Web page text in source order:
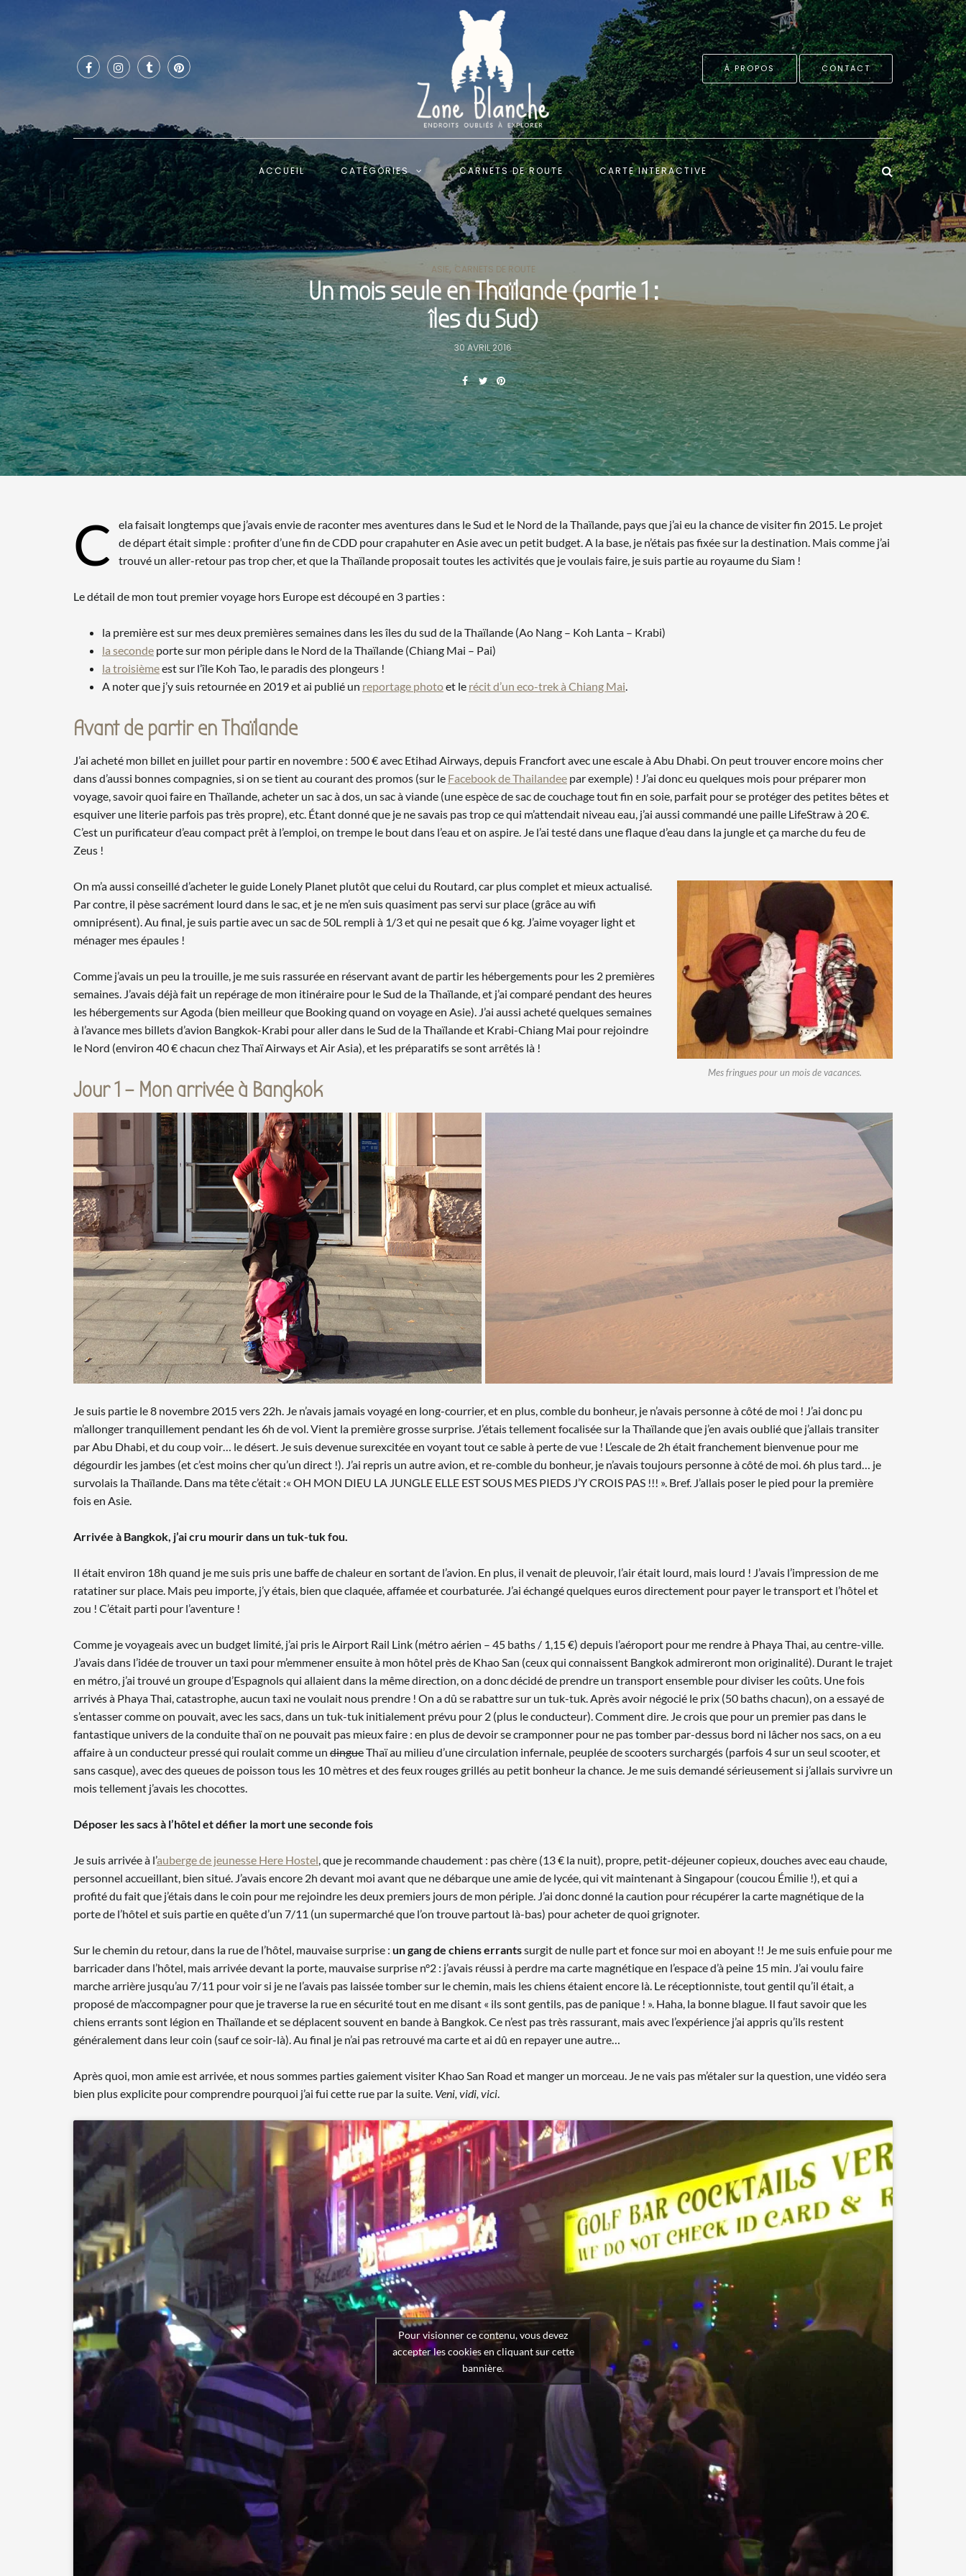
À PROPOS CONTACT
ACCUEIL CATÉGORIES CARNETS DE ROUTE CARTE INTERACTIVE
ASIE, CARNETS DE ROUTE
Un mois seule en Thaïlande (partie 1 :
îles du Sud)
30 AVRIL 2016
C
ela faisait longtemps que j’avais envie de raconter mes aventures dans le Sud et le Nord de la Thaïlande, pays que j’ai eu la chance de visiter fin 2015. Le projet
de départ était simple : profiter d’une fin de CDD pour crapahuter en Asie avec un petit budget. A la base, je n’étais pas fixée sur la destination. Mais comme j’ai
trouvé un aller-retour pas trop cher, et que la Thaïlande proposait toutes les activités que je voulais faire, je suis partie au royaume du Siam !
Le détail de mon tout premier voyage hors Europe est découpé en 3 parties :
la première est sur mes deux premières semaines dans les îles du sud de la Thaïlande (Ao Nang – Koh Lanta – Krabi)
la seconde porte sur mon périple dans le Nord de la Thaïlande (Chiang Mai – Pai)
la troisièmeest sur l’île Koh Tao, le paradis des plongeurs !
A noter que j’y suis retournée en 2019 et ai publié un reportage photoet le récit d’un eco-trek à Chiang Mai.
Avant de partir en Thaïlande
J’ai acheté mon billet en juillet pour partir en novembre : 500 € avec Etihad Airways, depuis Francfort avec une escale à Abu Dhabi. On peut trouver encore moins cher
dans d’aussi bonnes compagnies, si on se tient au courant des promos (sur le Facebook de Thailandee par exemple) ! J’ai donc eu quelques mois pour préparer mon
voyage, savoir quoi faire en Thaïlande, acheter un sac à dos, un sac à viande (une espèce de sac de couchage tout fin en soie, parfait pour se protéger des petites bêtes et
esquiver une literie parfois pas très propre), etc. Étant donné que je ne savais pas trop ce qui m’attendait niveau eau, j’ai aussi commandé une paille LifeStraw à 20 €.
C’est un purificateur d’eau compact prêt à l’emploi, on trempe le bout dans l’eau et on aspire. Je l’ai testé dans une flaque d’eau dans la jungle et ça marche du feu de
Zeus !
Mes fringues pour un mois de vacances.
On m’a aussi conseillé d’acheter le guide Lonely Planet plutôt que celui du Routard, car plus complet et mieux actualisé.
Par contre, il pèse sacrément lourd dans le sac, et je ne m’en suis quasiment pas servi sur place (grâce au wifi
omniprésent). Au final, je suis partie avec un sac de 50L rempli à 1/3 et qui ne pesait que 6 kg. J’aime voyager light et
ménager mes épaules !
Comme j’avais un peu la trouille, je me suis rassurée en réservant avant de partir les hébergements pour les 2 premières
semaines. J’avais déjà fait un repérage de mon itinéraire pour le Sud de la Thaïlande, et j’ai comparé pendant des heures
les hébergements sur Agoda (bien meilleur que Booking quand on voyage en Asie). J’ai aussi acheté quelques semaines
à l’avance mes billets d’avion Bangkok-Krabi pour aller dans le Sud de la Thaïlande et Krabi-Chiang Mai pour rejoindre
le Nord (environ 40 € chacun chez Thaï Airways et Air Asia), et les préparatifs se sont arrêtés là !
Jour 1 – Mon arrivée à Bangkok
Je suis partie le 8 novembre 2015 vers 22h. Je n’avais jamais voyagé en long-courrier, et en plus, comble du bonheur, je n’avais personne à côté de moi ! J’ai donc pu
m’allonger tranquillement pendant les 6h de vol. Vient la première grosse surprise. J’étais tellement focalisée sur la Thaïlande que j’en avais oublié que j’allais transiter
par Abu Dhabi, et du coup voir… le désert. Je suis devenue surexcitée en voyant tout ce sable à perte de vue ! L’escale de 2h était franchement bienvenue pour me
dégourdir les jambes (et c’est moins cher qu’un direct !). J’ai repris un autre avion, et re-comble du bonheur, je n’avais toujours personne à côté de moi. 6h plus tard… je
survolais la Thaïlande. Dans ma tête c’était :« OH MON DIEU LA JUNGLE ELLE EST SOUS MES PIEDS J’Y CROIS PAS !!! ». Bref. J’allais poser le pied pour la première
fois en Asie.
Arrivée à Bangkok, j’ai cru mourir dans un tuk-tuk fou.
Il était environ 18h quand je me suis pris une baffe de chaleur en sortant de l’avion. En plus, il venait de pleuvoir, l’air était lourd, mais lourd ! J’avais l’impression de me
ratatiner sur place. Mais peu importe, j’y étais, bien que claquée, affamée et courbaturée. J’ai échangé quelques euros directement pour payer le transport et l’hôtel et
zou ! C’était parti pour l’aventure !
Comme je voyageais avec un budget limité, j’ai pris le Airport Rail Link (métro aérien – 45 baths / 1,15 €) depuis l’aéroport pour me rendre à Phaya Thai, au centre-ville.
J’avais dans l’idée de trouver un taxi pour m’emmener ensuite à mon hôtel près de Khao San (ceux qui connaissent Bangkok admireront mon originalité). Durant le trajet
en métro, j’ai trouvé un groupe d’Espagnols qui allaient dans la même direction, on a donc décidé de prendre un transport ensemble pour diviser les coûts. Une fois
arrivés à Phaya Thai, catastrophe, aucun taxi ne voulait nous prendre ! On a dû se rabattre sur un tuk-tuk. Après avoir négocié le prix (50 baths chacun), on a essayé de
s’entasser comme on pouvait, avec les sacs, dans un tuk-tuk initialement prévu pour 2 (plus le conducteur). Comment dire. Je crois que pour un premier pas dans le
fantastique univers de la conduite thaï on ne pouvait pas mieux faire : en plus de devoir se cramponner pour ne pas tomber par-dessus bord ni lâcher nos sacs, on a eu
affaire à un conducteur pressé qui roulait comme un dingueThaï au milieu d’une circulation infernale, peuplée de scooters surchargés (parfois 4 sur un seul scooter, et
sans casque), avec des queues de poisson tous les 10 mètres et des feux rouges grillés au petit bonheur la chance. Je me suis demandé sérieusement si j’allais survivre un
mois tellement j’avais les chocottes.
Déposer les sacs à l’hôtel et défier la mort une seconde fois
Je suis arrivée à l’auberge de jeunesse Here Hostel, que je recommande chaudement : pas chère (13 € la nuit), propre, petit-déjeuner copieux, douches avec eau chaude,
personnel accueillant, bien situé. J’avais encore 2h devant moi avant que ne débarque une amie de lycée, qui vit maintenant à Singapour (coucou Émilie !), et qui a
profité du fait que j’étais dans le coin pour me rejoindre les deux premiers jours de mon périple. J’ai donc donné la caution pour récupérer la carte magnétique de la
porte de l’hôtel et suis partie en quête d’un 7/11 (un supermarché que l’on trouve partout là-bas) pour acheter de quoi grignoter.
Sur le chemin du retour, dans la rue de l’hôtel, mauvaise surprise : un gang de chiens errantssurgit de nulle part et fonce sur moi en aboyant !! Je me suis enfuie pour me
barricader dans l’hôtel, mais arrivée devant la porte, mauvaise surprise n°2 : j’avais réussi à perdre ma carte magnétique en l’espace d’à peine 15 min. J’ai voulu faire
marche arrière jusqu’au 7/11 pour voir si je ne l’avais pas laissée tomber sur le chemin, mais les chiens étaient encore là. Le réceptionniste, tout gentil qu’il était, a
proposé de m’accompagner pour que je traverse la rue en sécurité tout en me disant « ils sont gentils, pas de panique ! ». Haha, la bonne blague. Il faut savoir que les
chiens errants sont légion en Thaïlande et se déplacent souvent en bande à Bangkok. Ce n’est pas très rassurant, mais avec l’expérience j’ai appris qu’ils restent
généralement dans leur coin (sauf ce soir-là). Au final je n’ai pas retrouvé ma carte et ai dû en repayer une autre…
Après quoi, mon amie est arrivée, et nous sommes parties gaiement visiter Khao San Road et manger un morceau. Je ne vais pas m’étaler sur la question, une vidéo sera
bien plus explicite pour comprendre pourquoi j’ai fui cette rue par la suite. Veni, vidi, vici.
Pour visionner ce contenu, vous devez
accepter les cookies en cliquant sur cette
bannière.